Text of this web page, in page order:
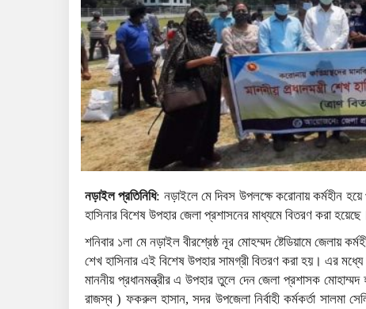
নড়াইল প্রতিনিধি: নড়াইলে মে দিবস উপলক্ষে করোনায় কর্মহীন হয়ে
হাসিনার বিশেষ উপহার জেলা প্রশাসনের মাধ্যমে বিতরণ করা
শনিবার ১লা মে নড়াইল বীরশ্রেষ্ঠ নূর মোহম্মদ ষ্টেডিয়ামে জেলায়
শেখ হাসিনার এই বিশেষ উপহার সামগ্রী বিতরণ করা হয়। এর
মাননীয় প্রধানমন্ত্রীর এ উপহার তুলে দেন জেলা প্রশাসক
রাজস্ব ) ফকরুল হাসান, সদর উপজেলা নির্বাহী কর্মকর্তা সালমা